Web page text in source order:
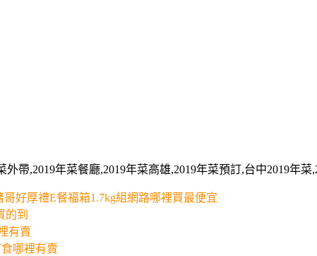
帶,2019年菜餐廳,2019年菜高雄,2019年菜預訂,台中2019年
好厚禮E餐福箱1.7kg組網路哪裡買最便宜
的到
有賣
哪裡有賣